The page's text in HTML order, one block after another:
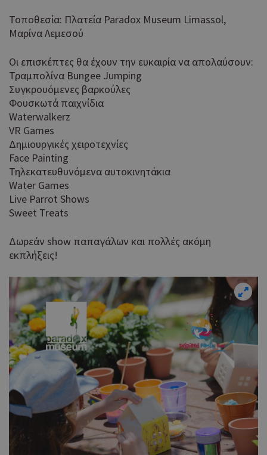
Τοποθεσία: Πλατεία Paradox Museum Limassol,
Μαρίνα Λεμεσού
Οι επισκέπτες θα έχουν την ευκαιρία να απολαύσουν:
Τραμπολίνα Bungee Jumping
Συγκρουόμενες βαρκούλες
Φουσκωτά παιχνίδια
Waterwalkerz
VR Games
Δημιουργικές χειροτεχνίες
Face Painting
Τηλεκατευθυνόμενα αυτοκινητάκια
Water Games
Live Parrot Shows
Sweet Treats
Δωρεάν show παπαγάλων και πολλές ακόμη
εκπλήξεις!